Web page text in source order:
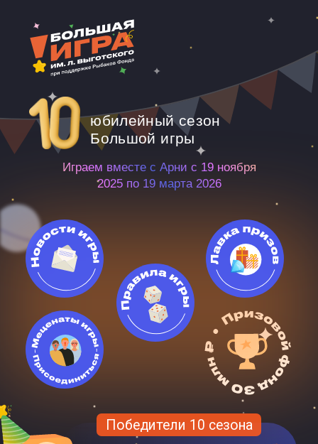
⚡ время проявляться
В ЛИДЕРСКОМ
В ПОДРОСТКОВОМ
Победители 10 сезона
Большой игры
Играем вместе с Арни с 19 ноября
2025 по 19 марта 2026